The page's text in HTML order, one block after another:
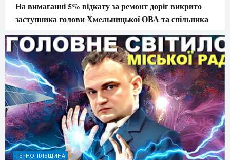
На вимаганні 5% відкату за ремонт доріг викрито
заступника голови Хмельницької ОВА та спільника
ТЕРНОПІЛЬЩИНА